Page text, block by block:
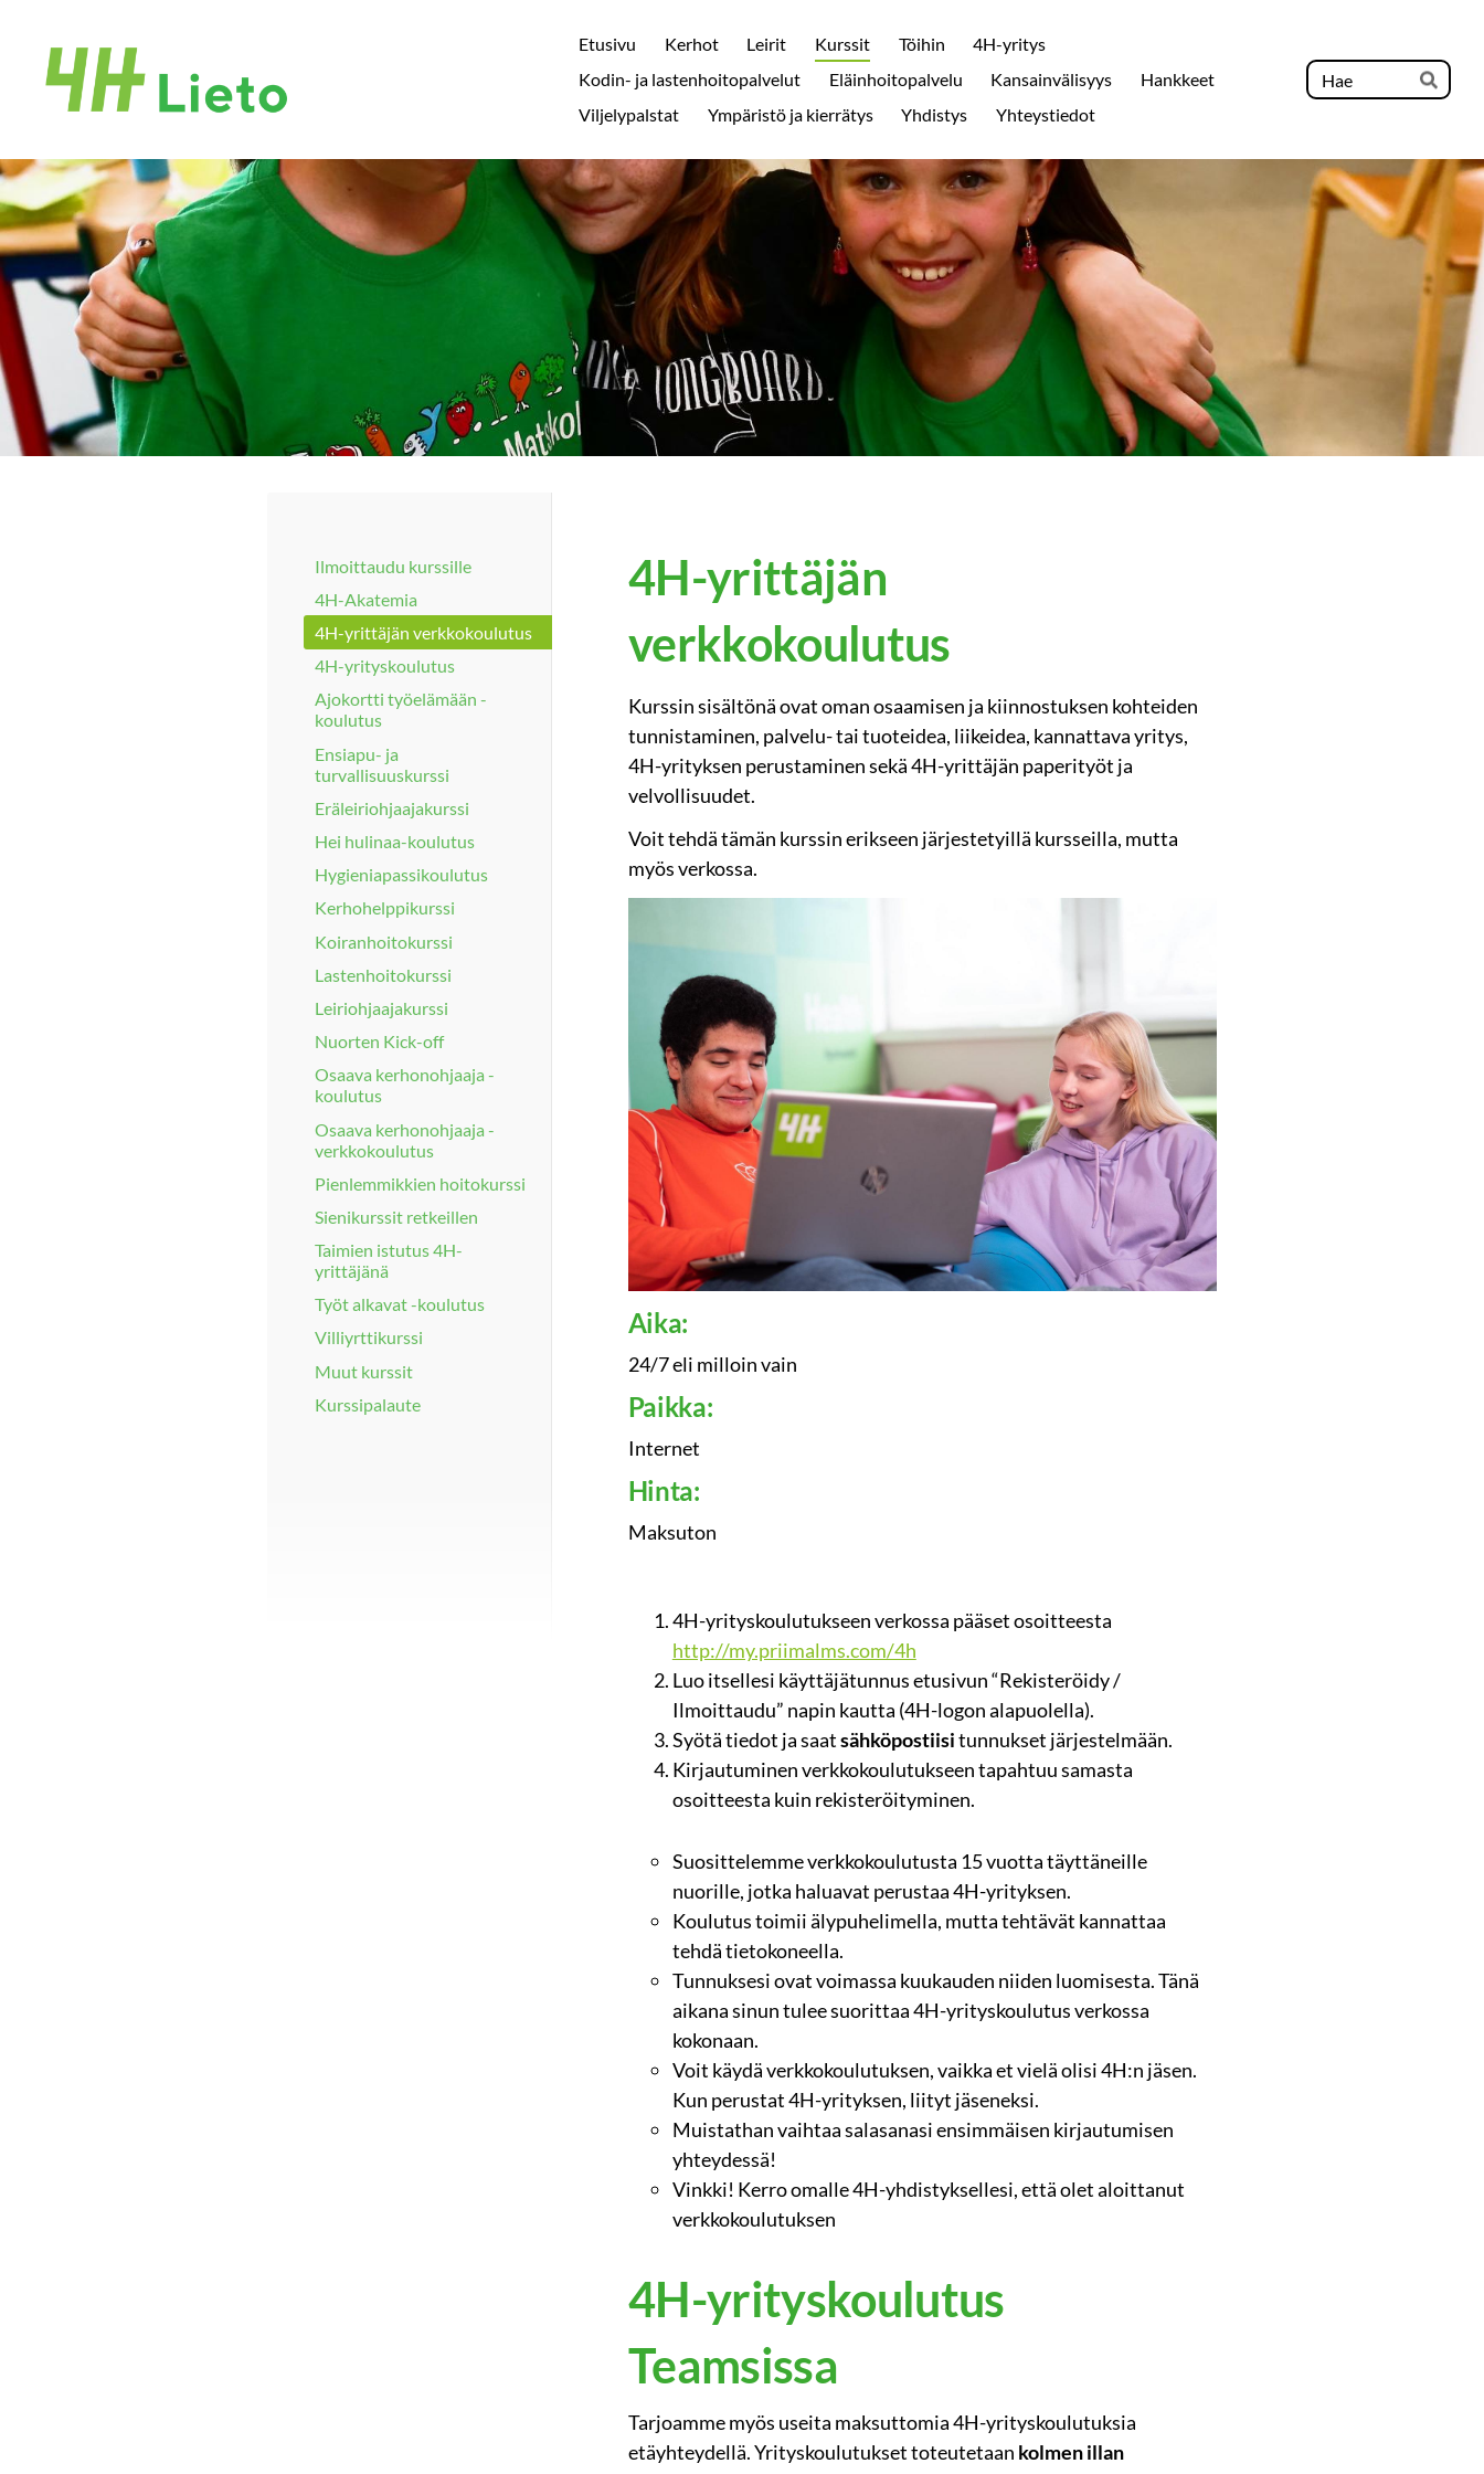
sivun
sisältöön
Liedon 4H-yhdistys
Etusivu Kerhot Leirit Kurssit Töihin
4H-yritys
Kodin- ja lastenhoitopalvelut
Eläinhoitopalvelu Kansainvälisyys
Hankkeet
Viljelypalstat
Ympäristö ja kierrätys Yhdistys Yhteystiedot
Hae
Ilmoittaudu kurssille
4H-Akatemia
4H-yrittäjän verkkokoulutus
4H-yrityskoulutus
Ajokortti työelämään -
koulutus
Ensiapu- ja
turvallisuuskurssi
Eräleiriohjaajakurssi
Hei hulinaa-koulutus
Hygieniapassikoulutus
Kerhohelppikurssi
Koiranhoitokurssi
Lastenhoitokurssi
Leiriohjaajakurssi
Nuorten Kick-off
Osaava kerhonohjaaja -
koulutus
Osaava kerhonohjaaja -
verkkokoulutus
Pienlemmikkien hoitokurssi
Sienikurssit retkeillen
Taimien istutus 4H-
yrittäjänä
Työt alkavat -koulutus
Villiyrttikurssi
Muut kurssit
Kurssipalaute
4H-yrittäjän
verkkokoulutus
Kurssin sisältönä ovat oman osaamisen ja kiinnostuksen kohteiden
tunnistaminen, palvelu- tai tuoteidea, liikeidea, kannattava yritys,
4H-yrityksen perustaminen sekä 4H-yrittäjän paperityöt ja
velvollisuudet.
Voit tehdä tämän kurssin erikseen järjestetyillä kursseilla, mutta
myös verkossa.
Aika:
24/7 eli milloin vain
Paikka:
Internet
Hinta:
Maksuton
4H-yrityskoulutukseen verkossa pääset osoitteesta
http://my.priimalms.com/4h
Luo itsellesi käyttäjätunnus etusivun “Rekisteröidy /
Ilmoittaudu” napin kautta (4H-logon alapuolella).
Syötä tiedot ja saatsähköpostiisitunnukset järjestelmään.
Kirjautuminen verkkokoulutukseen tapahtuu samasta
osoitteesta kuin rekisteröityminen.
Suosittelemme verkkokoulutusta 15 vuotta täyttäneille
nuorille, jotka haluavat perustaa 4H-yrityksen.
Koulutus toimii älypuhelimella, mutta tehtävät kannattaa
tehdä tietokoneella.
Tunnuksesi ovat voimassa kuukauden niiden luomisesta. Tänä
aikana sinun tulee suorittaa 4H-yrityskoulutus verkossa
kokonaan.
Voit käydä verkkokoulutuksen, vaikka et vielä olisi 4H:n jäsen.
Kun perustat 4H-yrityksen, liityt jäseneksi.
Muistathan vaihtaa salasanasi ensimmäisen kirjautumisen
yhteydessä!
Vinkki! Kerro omalle 4H-yhdistyksellesi, että olet aloittanut
verkkokoulutuksen
4H-yrityskoulutus
Teamsissa
Tarjoamme myös useita maksuttomia 4H-yrityskoulutuksia
etäyhteydellä. Yrityskoulutukset toteutetaan kolmen illan